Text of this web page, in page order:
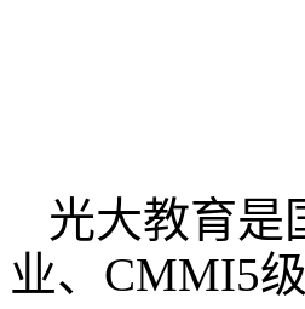
光大教育是
业、CMMI5